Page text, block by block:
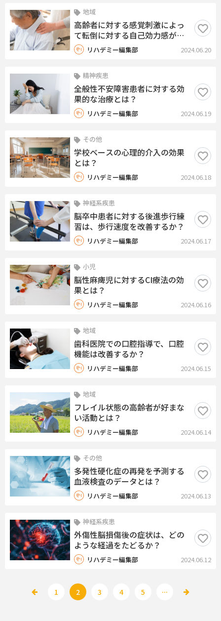
地域
高齢者に対する感覚刺激によっ
て転倒に対する自己効力感が改
善するか？
リハデミー編集部 2024.06.20
精神疾患
全般性不安障害患者に対する効
果的な治療とは？
リハデミー編集部 2024.06.19
その他
学校ベースの心理的介入の効果
とは？
リハデミー編集部 2024.06.18
神経系疾患
脳卒中患者に対する後進歩行練
習は、歩行速度を改善するか？
リハデミー編集部 2024.06.17
小児
脳性麻痺児に対するCI療法の効
果とは？
リハデミー編集部 2024.06.16
地域
歯科医院での口腔指導で、口腔
機能は改善するか？
リハデミー編集部 2024.06.15
地域
フレイル状態の高齢者が好まな
い活動とは？
リハデミー編集部 2024.06.14
その他
多発性硬化症の再発を予測する
血液検査のデータとは？
リハデミー編集部 2024.06.13
神経系疾患
外傷性脳損傷後の症状は、どの
ような経過をたどるか？
リハデミー編集部 2024.06.12
1 2 3 4 5 ...